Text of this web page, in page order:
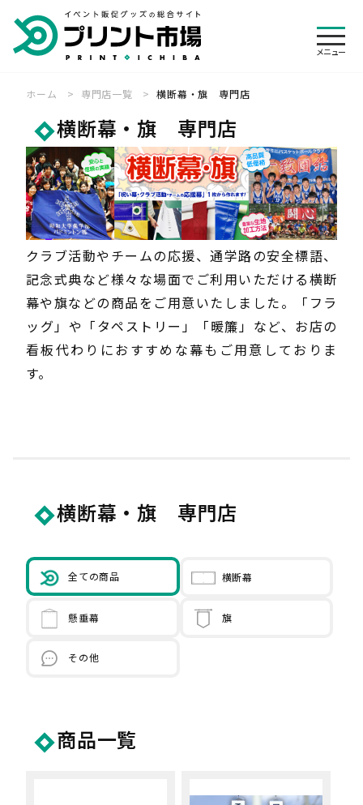
メニ
メニュー
検索
会員登録
専門店一覧
オリジナルウェア 専門店
展示会装飾 専門店
横断幕・旗 専門店
のぼり旗 専門店
バナースタンド 専門店
パーツ・付属品 専門店
ご利用ガイド
見積・注文の流れ
帳票について
キャンセル・変更
送料・レンタル
入稿方法について
お急ぎ便について
お支払いについて
デザインの依頼について
代行発送承ります
悩む前にお電話下さい
納期について
商品検索
その他
制作事例
お客様の声
特集一覧
個人情報保護方針
特定商取引法に基づく表記
ホーム 専門店一覧 横断幕・旗 専門店
横断幕・旗 専門店
クラブ活動やチームの応援、通学路の安全標語、
記念式典など様々な場面でご利用いただける横断
幕や旗などの商品をご用意いたしました。「フラ
ッグ」や「タペストリー」「暖簾」など、お店の
看板代わりにおすすめな幕もご用意しておりま
す。
横断幕・旗 専門店
全ての商品 横断幕
懸垂幕 旗
その他
商品一覧